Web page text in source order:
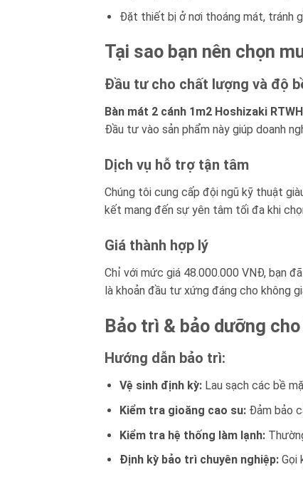
Đặt thiết bị ở nơi thoáng mát, tránh
Tại sao bạn nên chọn
Đầu tư cho chất lượng và độ
Bàn mát 2 cánh 1m2 Hoshizaki
Đầu tư vào sản phẩm này giúp doanh
Dịch vụ hỗ trợ tận tâm
Chúng tôi cung cấp đội ngũ kỹ thuật
kết mang đến sự yên tâm tối đa khi
Giá thành hợp lý
Chỉ với mức giá 48.000.000 VNĐ, bạn
là khoản đầu tư xứng đáng cho không
Bảo trì & bảo dưỡng
Hướng dẫn bảo trì:
Vệ sinh định kỳ:Lau sạch các bề
Kiểm tra gioăng cao su:Đảm bảo
Kiểm tra hệ thống làm lạnh:
Định kỳ bảo trì chuyên nghiệp:Gọi